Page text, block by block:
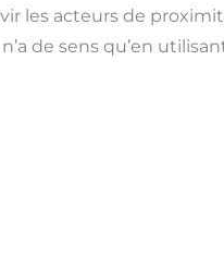
les acteurs de
de sens qu’en